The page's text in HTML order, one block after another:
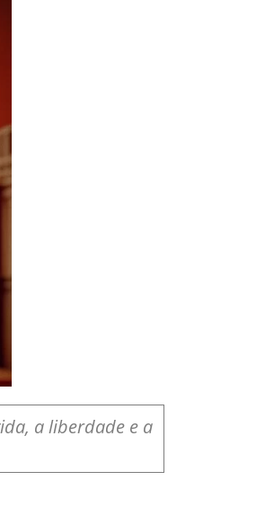
a liberdade e a